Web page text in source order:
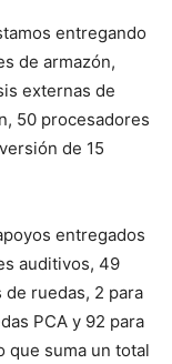
entregando
de armazón,
externas de
50 procesadores
de 15
entregados
auditivos, 49
de ruedas, 2 para
PCA y 92 para
que suma un total